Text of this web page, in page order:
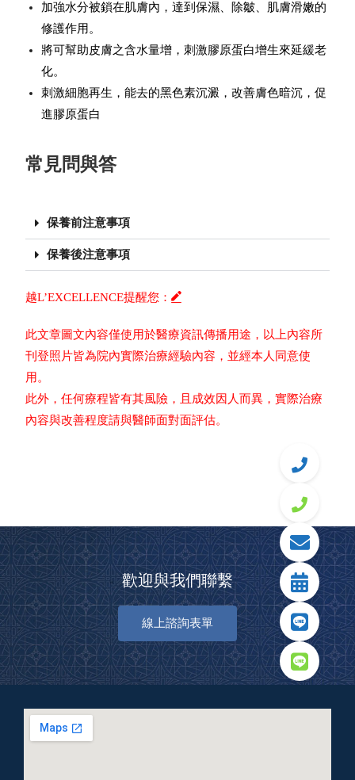
加強水分被鎖在肌膚內，達到保濕、除皺、肌膚滑嫩的
修護作用。
將可幫助皮膚之含水量增，刺激膠原蛋白增生來延緩老
化。
刺激細胞再生，能去的黑色素沉澱，改善膚色暗沉，促
進膠原蛋白
常見問與答
保養前注意事項
保養後注意事項
越L’EXCELLENCE提醒您：
此文章圖文內容僅使用於醫療資訊傳播用途，以上內容所
刊登照片皆為院內實際治療經驗內容，並經本人同意使
用。
此外，任何療程皆有其風險，且成效因人而異，實際治療
內容與改善程度請與醫師面對面評估。
歡迎與我們聯繫
線上諮詢表單